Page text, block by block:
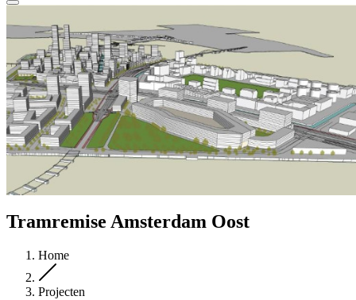
Tramremise Amsterdam Oost
Home
Projecten